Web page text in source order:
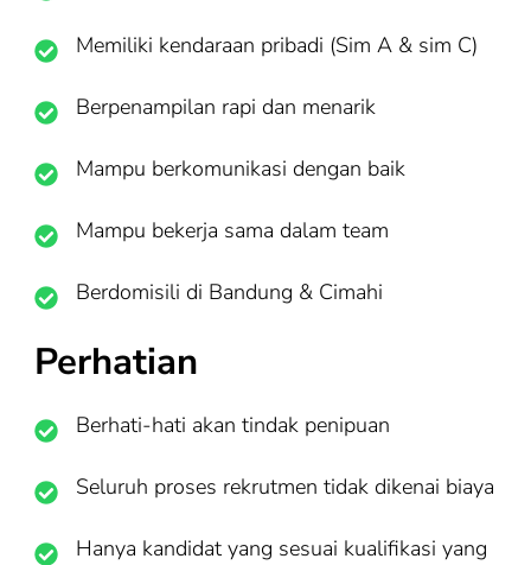
Memiliki kendaraan pribadi (Sim A & sim C)
Berpenampilan rapi dan menarik
Mampu berkomunikasi dengan baik
Mampu bekerja sama dalam team
Berdomisili di Bandung & Cimahi
Perhatian
Berhati-hati akan tindak penipuan
Seluruh proses rekrutmen tidak dikenai biaya
Hanya kandidat yang sesuai kualifikasi yang